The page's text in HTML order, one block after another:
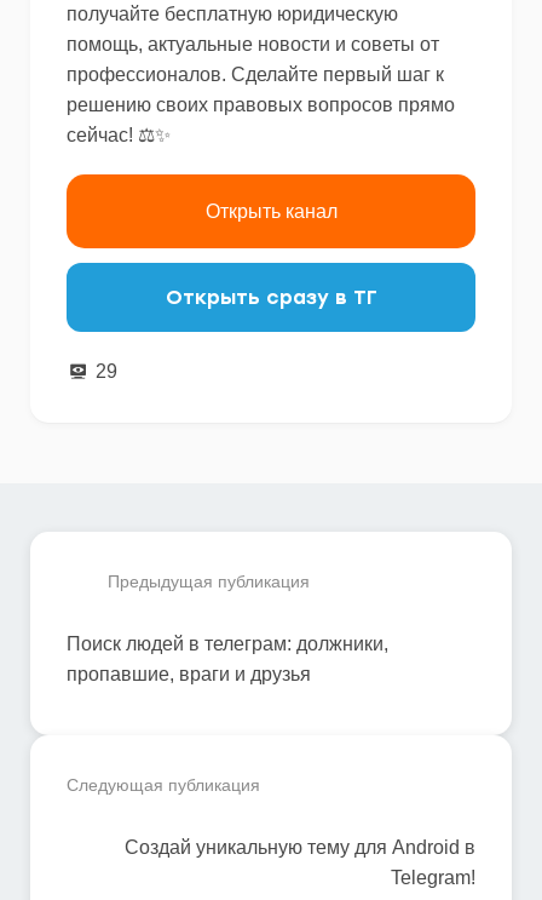
получайте бесплатную юридическую
помощь, актуальные новости и советы от
профессионалов. Сделайте первый шаг к
решению своих правовых вопросов прямо
сейчас! ⚖️✨
Открыть канал
Открыть сразу в ТГ
29
Предыдущая публикация
Поиск людей в телеграм: должники,
пропавшие, враги и друзья
Следующая публикация
Создай уникальную тему для Android в
Telegram!